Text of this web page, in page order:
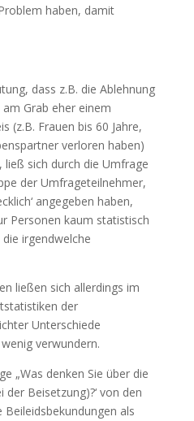
haben, damit
dass z.B. die Ablehnung
Grab eher einem
(z.B. Frauen bis 60 Jahre,
verloren haben)
sich durch die Umfrage
der Umfrageteilnehmer,
angegeben haben,
Personen kaum statistisch
irgendwelche
ließen sich allerdings im
der
Unterschiede
verwundern.
„Was denken Sie über die
Beisetzung)?‘ von den
als